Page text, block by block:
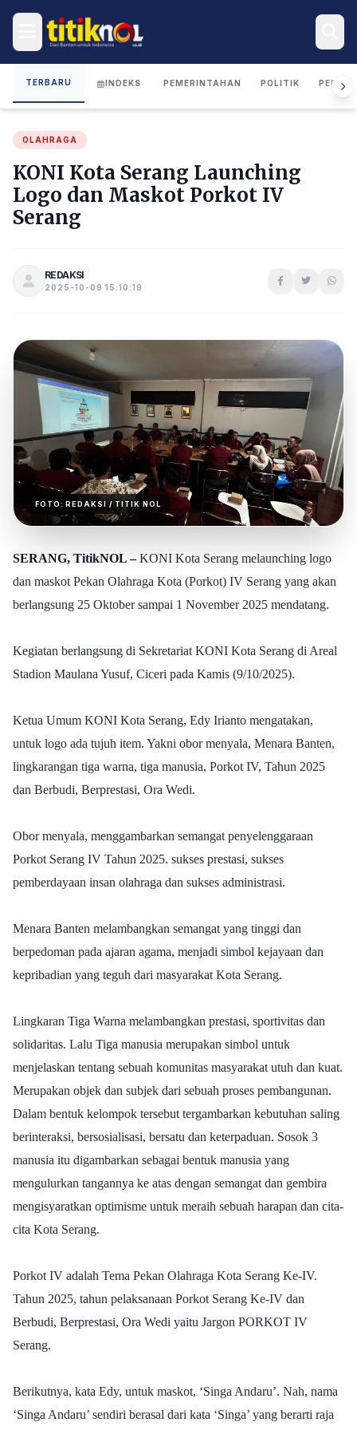
TERBARU INDEKS PEMERINTAHAN POLITIK
OLAHRAGA
KONI Kota Serang Launching
Logo dan Maskot Porkot IV
Serang
REDAKSI
2025-10-09 15:10:19
FOTO:REDAKSI / TITIK NOL
SERANG, TitikNOL –KONI Kota Serang melaunching logo
dan maskot Pekan Olahraga Kota (Porkot) IV Serang yang akan
berlangsung 25 Oktober sampai 1 November 2025 mendatang.
Kegiatan berlangsung di Sekretariat KONI Kota Serang di Areal
Stadion Maulana Yusuf, Ciceri pada Kamis (9/10/2025).
Ketua Umum KONI Kota Serang, Edy Irianto mengatakan,
untuk logo ada tujuh item. Yakni obor menyala, Menara Banten,
lingkarangan tiga warna, tiga manusia, Porkot IV, Tahun 2025
dan Berbudi, Berprestasi, Ora Wedi.
Obor menyala, menggambarkan semangat penyelenggaraan
Porkot Serang IV Tahun 2025. sukses prestasi, sukses
pemberdayaan insan olahraga dan sukses administrasi.
Menara Banten melambangkan semangat yang tinggi dan
berpedoman pada ajaran agama, menjadi simbol kejayaan dan
kepribadian yang teguh dari masyarakat Kota Serang.
Lingkaran Tiga Warna melambangkan prestasi, sportivitas dan
solidaritas. Lalu Tiga manusia merupakan simbol untuk
menjelaskan tentang sebuah komunitas masyarakat utuh dan kuat.
Merupakan objek dan subjek dari sebuah proses pembangunan.
Dalam bentuk kelompok tersebut tergambarkan kebutuhan saling
berinteraksi, bersosialisasi, bersatu dan keterpaduan. Sosok 3
manusia itu digambarkan sebagai bentuk manusia yang
mengulurkan tangannya ke atas dengan semangat dan gembira
mengisyaratkan optimisme untuk meraih sebuah harapan dan cita-
cita Kota Serang.
Porkot IV adalah Tema Pekan Olahraga Kota Serang Ke-IV.
Tahun 2025, tahun pelaksanaan Porkot Serang Ke-IV dan
Berbudi, Berprestasi, Ora Wedi yaitu Jargon PORKOT IV
Serang.
Berikutnya, kata Edy, untuk maskot, ‘Singa Andaru’. Nah, nama
‘Singa Andaru’ sendiri berasal dari kata ‘Singa’ yang berarti raja